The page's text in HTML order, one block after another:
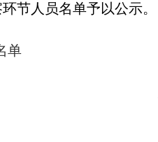
节人员名单予以公示。
单